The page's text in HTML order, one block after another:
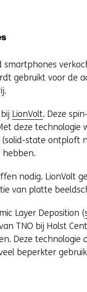
gebruikt voor de
LionVolt. Deze
deze
state ontploft
hebben.
nodig. LionVolt
van platte
Layer Deposition (
TNO bij Holst
Deze
beperkter